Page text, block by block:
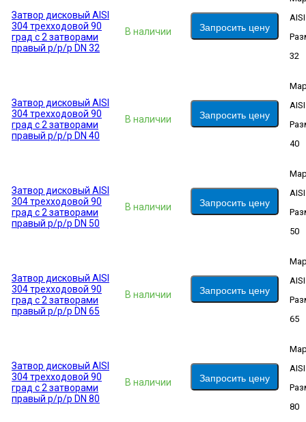
Затвор дисковый AISI
304 трехходовой 90
град с 2 затворами
правый р/р/р DN 32
В наличии Запросить цену
32
Затвор дисковый AISI
304 трехходовой 90
град с 2 затворами
правый р/р/р DN 40
В наличии Запросить цену
40
Затвор дисковый AISI
304 трехходовой 90
град с 2 затворами
правый р/р/р DN 50
В наличии Запросить цену
50
Затвор дисковый AISI
304 трехходовой 90
град с 2 затворами
правый р/р/р DN 65
В наличии Запросить цену
65
Затвор дисковый AISI
304 трехходовой 90
град с 2 затворами
правый р/р/р DN 80
В наличии Запросить цену
80